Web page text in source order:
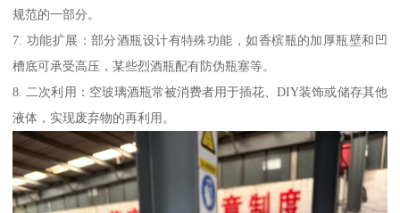
规范的一部分。
7. 功能扩展：部分酒瓶设计有特殊功能，如香槟瓶的加厚瓶壁和凹
槽底可承受高压，某些烈酒瓶配有防伪瓶塞等。
8. 二次利用：空玻璃酒瓶常被消费者用于插花、DIY装饰或储存其他
液体，实现废弃物的再利用。